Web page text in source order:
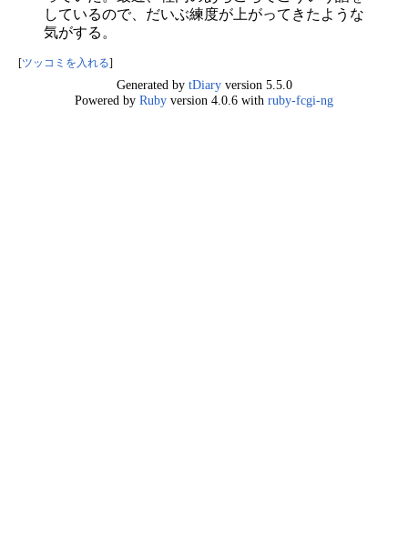
しているので、だいぶ練度が上がってきたような
気がする。
[ツッコミを入れる]
Generated by tDiaryversion 5.5.0
Powered by Ruby version 4.0.6 with ruby-fcgi-ng